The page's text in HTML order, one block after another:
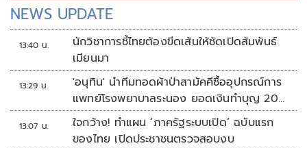
NEWS UPDATE
13:40 น.
นักวิชาการชี้ไทยต้องขีดเส้นให้ชัดเปิดสัมพันธ์
เมียนมา
13:29 น.
'อนุทิน' นำทีมทอดผ้าป่าสามัคคีซื้ออุปกรณ์การ
แพทย์โรงพยาบาลระนอง ยอดเงินทำบุญ 20
ล้านบาท
13:07 น.
ใจกว้าง! ทำแผน ‘ภาครัฐระบบเปิด’ ฉบับแรก
ของไทย เปิดประชาชนตรวจสอบงบ